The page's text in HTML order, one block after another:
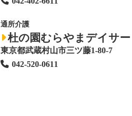
通所介護
杜の園むらやまデイサ
東京都武蔵村山市三ツ藤1-80-7
042-520-0611